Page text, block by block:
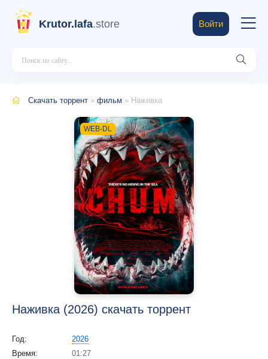
Krutor.lafa.store Войти
Скачать торрент » фильм » Наживка
WEB-DL
Наживка (2026) скачать торрент
Год:
2026
Время:
01:27